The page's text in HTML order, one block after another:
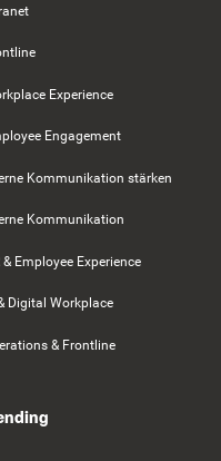
Experience
Engagement
Kommunikation stärken
Kommunikation
& Employee Experience
Digital Workplace
& Frontline